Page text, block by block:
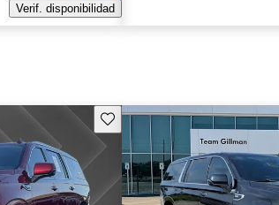
Verif. disponibilidad
Guarda este Aviso